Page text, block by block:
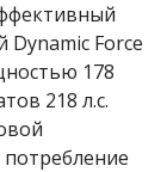
Force
178
218 л.с.